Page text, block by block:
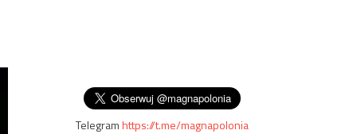
Telegramhttps://t.me/magnapolonia